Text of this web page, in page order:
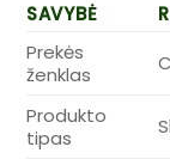
SAVYBĖ
Prekės
ženklas
Produkto
tipas